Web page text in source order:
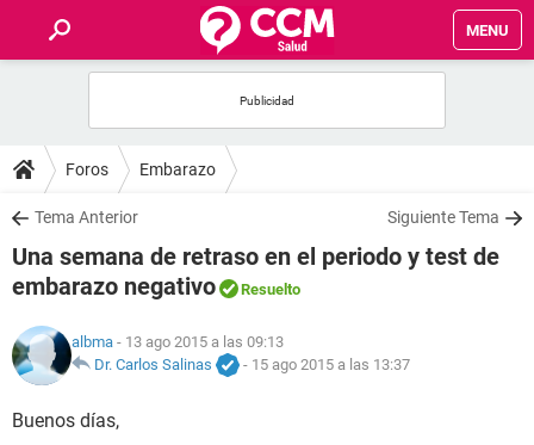
MENU
FOROS
SALUD
FAMILIA
NUTRICIÓN
Foros Embarazo
Tema Anterior Siguiente Tema
Una semana de retraso en el periodo y test de
embarazo negativo
Resuelto
albma - 13 ago 2015 a las 09:13
Dr. Carlos Salinas
- 15 ago 2015 a las 13:37
Buenos días,